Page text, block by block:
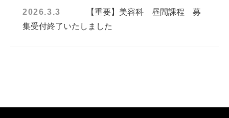
2026.3.3
【重要】美容科 昼間課程 募
集受付終了いたしました